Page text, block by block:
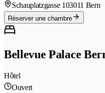
Schauplatzgasse 103011 Bern
Réserver une chambre
Bellevue Palace
Hôtel
Ouvert